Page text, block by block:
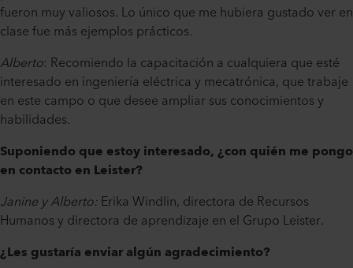
fueron muy valiosos. Lo único que me hubiera gustado ver en
clase fue más ejemplos prácticos.
Alberto: Recomiendo la capacitación a cualquiera que esté
interesado en ingeniería eléctrica y mecatrónica, que trabaje
en este campo o que desee ampliar sus conocimientos y
habilidades.
Suponiendo que estoy interesado, ¿con quién me pongo
en contacto en Leister?
Janine y Alberto:Erika Windlin, directora de Recursos
Humanos y directora de aprendizaje en el Grupo Leister.
¿Les gustaría enviar algún agradecimiento?